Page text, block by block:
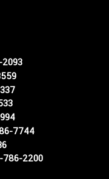
7744
786-2200